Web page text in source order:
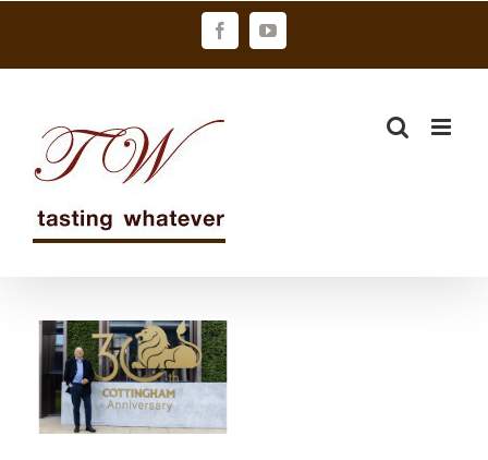
FacebookYouTube
廷漢首度跨足
葡萄酒產業 攜
手TWE富邑集